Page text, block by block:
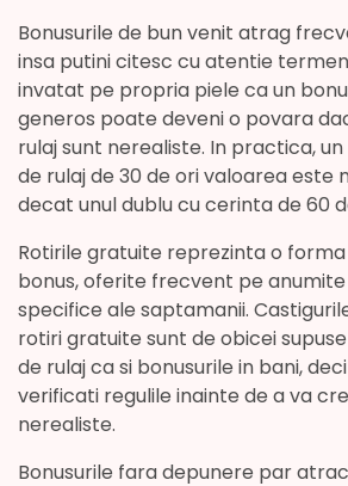
Bonusurile de bun venit atrag
insa putini citesc cu atentie
invatat pe propria piele ca un
generos poate deveni o povara
rulaj sunt nerealiste. In practica,
de rulaj de 30 de ori valoarea este
decat unul dublu cu cerinta de 60
Rotirile gratuite reprezinta o
bonus, oferite frecvent pe anumite
specifice ale saptamanii.
rotiri gratuite sunt de obicei
de rulaj ca si bonusurile in bani,
verificati regulile inainte de a va
nerealiste.
Bonusurile fara depunere par